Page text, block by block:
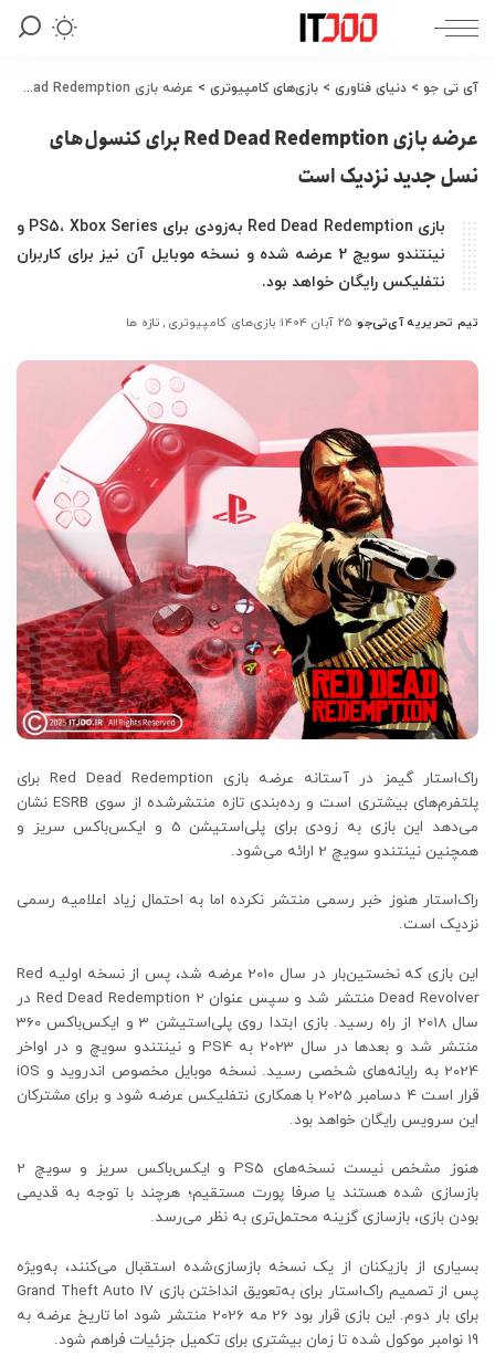
آی تی جو > دنیای فناوری > بازی‌های کامپیوتری > عرضه بازی Red Dead Redemption برای کنسول‌های نسل جدید نزدیک است
عرضه بازی Red Dead Redemption برای کنسول‌های
نسل جدید نزدیک است
بازی Red Dead Redemption به‌زودی برای PS5، Xbox Series و
نینتندو سویچ 2 عرضه شده و نسخه موبایل آن نیز برای کاربران
نتفلیکس رایگان خواهد بود.
ارسال
توسط
تیم تحریریه آی‌تی‌جو ۲۵ آبان ۱۴۰۴ بازی‌های کامپیوتری تازه ها
راک‌استار گیمز در آستانه عرضه بازی Red Dead Redemption برای
پلتفرم‌های بیشتری است و رده‌بندی تازه منتشرشده از سوی ESRB نشان
می‌دهد این بازی به زودی برای پلی‌استیشن 5 و ایکس‌باکس سریز و
همچنین نینتندو سویچ 2 ارائه می‌شود.
راک‌استار هنوز خبر رسمی منتشر نکرده اما به احتمال زیاد اعلامیه رسمی
نزدیک است.
این بازی که نخستین‌بار در سال 2010 عرضه شد، پس از نسخه اولیه Red
Dead Revolver منتشر شد و سپس عنوان Red Dead Redemption 2 در
سال 2018 از راه رسید. بازی ابتدا روی پلی‌استیشن 3 و ایکس‌باکس 360
منتشر شد و بعدها در سال 2023 به PS4 و نینتندو سویچ و در اواخر
2024 به رایانه‌های شخصی رسید. نسخه موبایل مخصوص اندروید و iOS
قرار است 4 دسامبر 2025 با همکاری نتفلیکس عرضه شود و برای مشترکان
این سرویس رایگان خواهد بود.
هنوز مشخص نیست نسخه‌های PS5 و ایکس‌باکس سریز و سویچ 2
بازسازی شده هستند یا صرفا پورت مستقیم؛ هرچند با توجه به قدیمی
بودن بازی، بازسازی گزینه محتمل‌تری به نظر می‌رسد.
بسیاری از بازیکنان از یک نسخه بازسازی‌شده استقبال می‌کنند، به‌ویژه
پس از تصمیم راک‌استار برای به‌تعویق انداختن بازی Grand Theft Auto IV
برای بار دوم. این بازی قرار بود 26 مه 2026 منتشر شود اما تاریخ عرضه به
19 نوامبر موکول شده تا زمان بیشتری برای تکمیل جزئیات فراهم شود.